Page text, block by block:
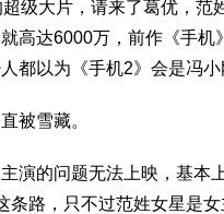
级大片，请来了葛优，范
高达6000万，前作《手
都以为《手机2》会是冯小
被雪藏。
演的问题无法上映，基本
条路，只不过范姓女星是